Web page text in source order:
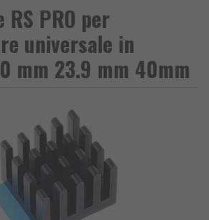
PRO per
universale in
mm 23.9 mm 40mm